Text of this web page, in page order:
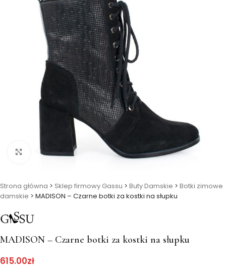
Kliknij, aby powiększyć
Strona główna > Sklep firmowy Gassu > Buty Damskie > Botki zimowe
damskie > MADISON – Czarne botki za kostki na słupku
MADISON – Czarne botki za kostki na słupku
615.00zł